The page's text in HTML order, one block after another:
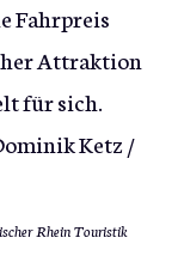
Fahrpreis
Attraktion
für sich.
Rhein Touristik